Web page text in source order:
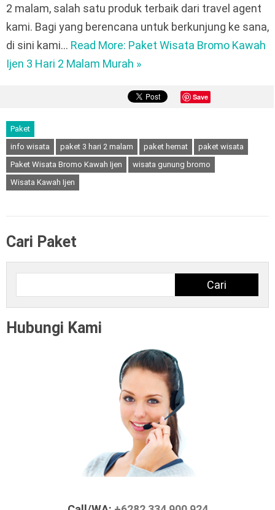
2 malam, salah satu produk terbaik dari travel agent
kami. Bagi yang berencana untuk berkunjung ke sana,
di sini kami… Read More: Paket Wisata Bromo Kawah
Ijen 3 Hari 2 Malam Murah »
Save
Paket
info wisata
paket 3 hari 2 malam paket hemat
paket wisata
Paket Wisata Bromo Kawah Ijen
wisata gunung bromo
Wisata Kawah Ijen
Cari Paket
Cari
Hubungi Kami